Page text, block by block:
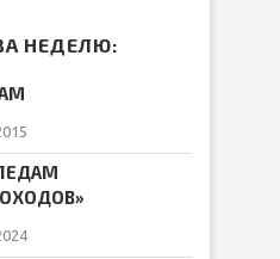
НЕДЕЛЮ: